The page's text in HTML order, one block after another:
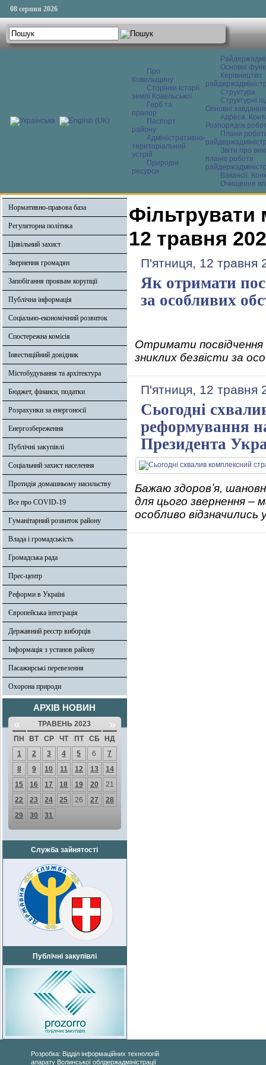
08 серпня 2026
Про
Ковельщину
Сторінки історії
землі Ковельської
Герб та
прапор
Паспорт
району
Адміністративно-
територіальний
устрій
Природні
ресурси
Основні
Керівництво
Структура
Структурні
Основні завдання
Адреса.
Розпорядок
Плани
Звіти про
планів роботи
Вакансії.
Очищення
Нормативно-правова база
Регуляторна політика
Цивільний захист
Звернення громадян
Запобігання проявам корупції
Публічна інформація
Соціально-економічний розвиток
Спостережна комісія
Інвестиційний довідник
Містобудування та архітектура
Бюджет, фінанси, податки
Розрахунки за енергоносії
Енергозбереження
Публічні закупівлі
Соціальний захист населення
Протидія домашньому насильству
Все про COVID-19
Гуманітарний розвиток району
Влада і громадськість
Громадська рада
Прес-центр
Реформи в Україні
Європейська інтеграція
Державний реєстр виборців
Інформація з установ району
Пасажирські перевезення
Охорона природи
АРХІВ НОВИН
« ТРАВЕНЬ 2023 »
ПН ВТ СР ЧТ ПТ СБ
НД
1
2 3 4 5 6
7
8
9 10 11 12 13
14
15
16 17 18 19 20
21
22
23 24 25 26 27
28
29
30 31
Служба зайнятості
Публічні закупівлі
Фільтрувати
12 травня
П'ятниця, 12 травня
Як отримати
за особливих
Отримати
зниклих безвісти за
П'ятниця, 12 травня
Сьогодні
реформування
Президента
Бажаю здоровʼя,
для цього звернення –
особливо
Розробка: Відділ інформаційних технологій
апарату Волинської облдержадміністрації